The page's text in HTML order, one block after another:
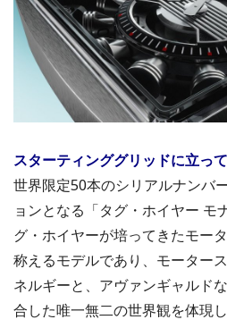
スターティンググリッドに立って
世界限定50本のシリアルナンバ
ョンとなる「タグ・ホイヤー モ
グ・ホイヤーが培ってきたモー
称えるモデルであり、モーター
ネルギーと、アヴァンギャルド
合した唯一無二の世界観を体現し